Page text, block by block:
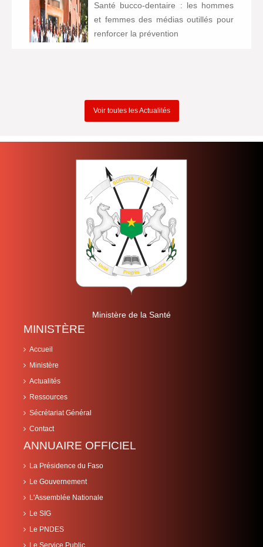
Santé bucco-dentaire : les hommes
et femmes des médias outillés pour
renforcer la prévention
Voir toutes les Actualités
Ministère de la Santé
MINISTÈRE
Accueil
Ministère
Actualités
Ressources
Sécrétariat Général
Contact
ANNUAIRE OFFICIEL
La Présidence du Faso
Le Gouvernement
L'Assemblée Nationale
Le SIG
Le PNDES
Le Service Public